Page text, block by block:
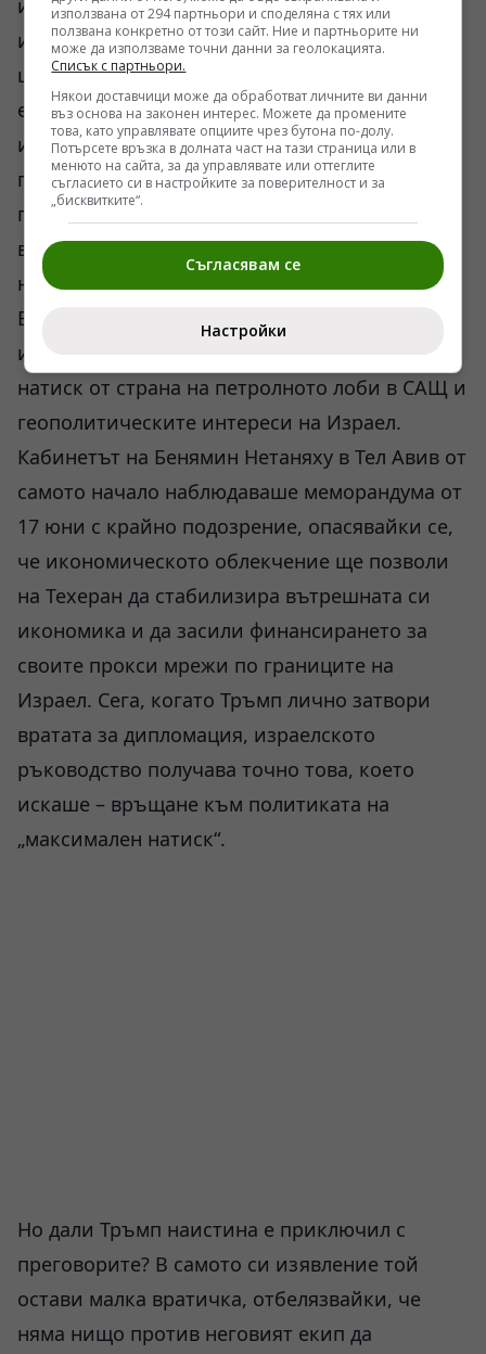
ирански суровини на международния пазар е
икономическа катастрофа за американските
шистови производители и големите западни
енергийни корпорации. Притокът на евтин
ирански петрол неизбежно срива цените на
горивата, намалява маржовете на печалба и
прави редица дълбоководни и
високотехнологични проекти на Запад
нерентабилни.
В този смисъл настоящата ескалация
изглежда по-скоро като резултат от успешен
натиск от страна на петролното лоби в САЩ и
геополитическите интереси на Израел.
Кабинетът на Бенямин Нетаняху в Тел Авив от
самото начало наблюдаваше меморандума от
17 юни с крайно подозрение, опасявайки се,
че икономическото облекчение ще позволи
на Техеран да стабилизира вътрешната си
икономика и да засили финансирането за
своите прокси мрежи по границите на
Израел. Сега, когато Тръмп лично затвори
вратата за дипломация, израелското
ръководство получава точно това, което
искаше – връщане към политиката на
„максимален натиск“.
Но дали Тръмп наистина е приключил с
преговорите? В самото си изявление той
остави малка вратичка, отбелязвайки, че
няма нищо против неговият екип да
използвана от 294 партньори и споделяна с тях или
ползвана конкретно от този сайт. Ние и партньорите ни
може да използваме точни данни за геолокацията.
Списък с партньори.
Някои доставчици може да обработват личните ви данни
въз основа на законен интерес. Можете да промените
това, като управлявате опциите чрез бутона по-долу.
Потърсете връзка в долната част на тази страница или в
менюто на сайта, за да управлявате или оттеглите
съгласието си в настройките за поверителност и за
„бисквитките“.
Съгласявам се
Настройки